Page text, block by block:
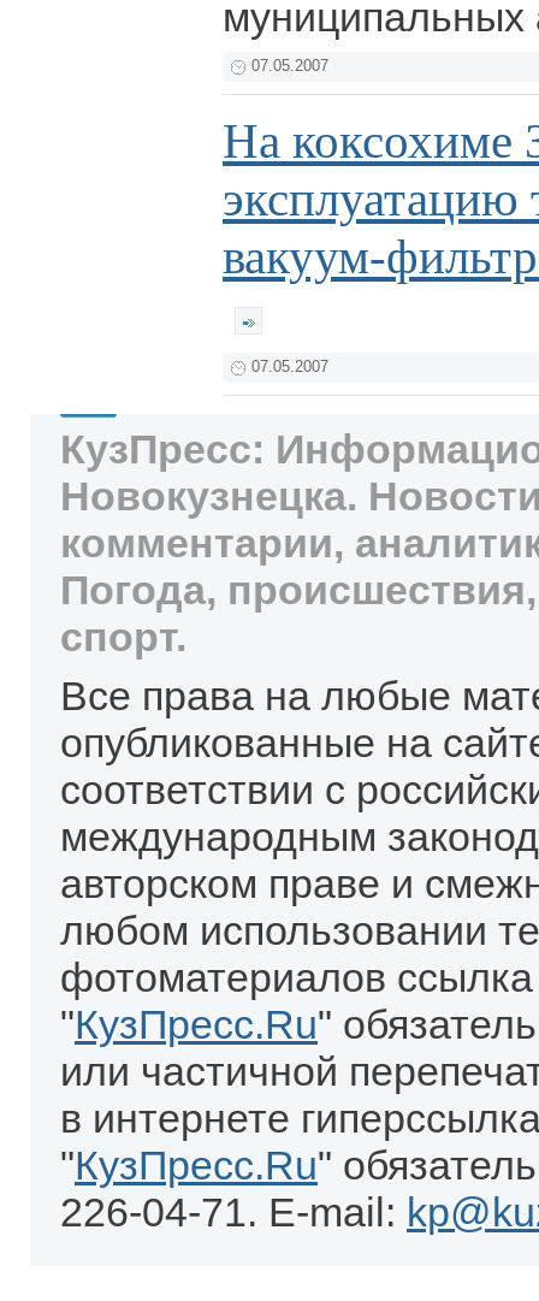
муниципальных
07.05.2007
На
вакуум-
07.05.2007
КузПресс:
Новокузнецка.
комментарии,
Погода,
спорт.
Все права на любые
опубликованные на
соответствии с
международным
авторском праве и
любом использовании
фотоматериалов
"КузПресс.Ru"
или частичной
в интернете
"КузПресс.Ru"
226-04-71. E-mail: